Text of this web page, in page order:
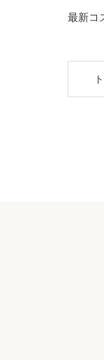
最新コ